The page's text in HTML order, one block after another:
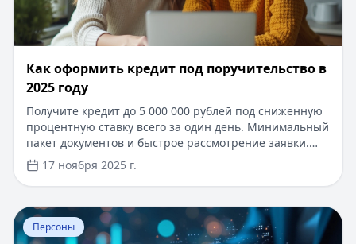
Как оформить кредит под поручительство в
2025 году
Получите кредит до 5 000 000 рублей под сниженную
процентную ставку всего за один день. Минимальный
пакет документов и быстрое рассмотрение заявки.
Срок кредитования до 20 лет с возможностью
досрочного погашения без штрафов. Одобрение
кредита даже при небольшом официальном доходе.
Простое онлайн-оформление через современные
банковские сервисы.
17 ноября 2025 г.
Перейти к статье:Миллер Алексей
Персоны